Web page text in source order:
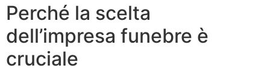
Perché la scelta
dell’impresa funebre è
cruciale